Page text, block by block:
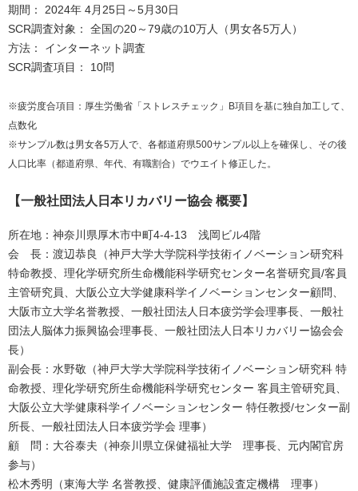
期間： 2024年 4月25日～5月30日
SCR調査対象： 全国の20～79歳の10万人（男女各5万人）
方法： インターネット調査
SCR調査項目： 10問
※疲労度合項目：厚生労働省「ストレスチェック」B項目を基に独自加工して、
点数化
※サンプル数は男女各5万人で、各都道府県500サンプル以上を確保し、その後
人口比率（都道府県、年代、有職割合）でウエイト修正した。
【一般社団法人日本リカバリー協会 概要】
所在地：神奈川県厚木市中町4-4-13 浅岡ビル4階
会 長：渡辺恭良（神戸大学大学院科学技術イノベーション研究科
特命教授、理化学研究所生命機能科学研究センター名誉研究員/客員
主管研究員、大阪公立大学健康科学イノベーションセンター顧問、
大阪市立大学名誉教授、一般社団法人日本疲労学会理事⾧、一般社
団法人脳体力振興協会理事⾧、一般社団法人日本リカバリー協会会
⾧）
副会長：水野敬（神戸大学大学院科学技術イノベーション研究科 特
命教授、理化学研究所生命機能科学研究センター 客員主管研究員、
大阪公立大学健康科学イノベーションセンター 特任教授/センター副
所長、一般社団法人日本疲労学会 理事）
顧 問：大谷泰夫（神奈川県立保健福祉大学 理事長、元内閣官房
参与）
松木秀明（東海大学 名誉教授、健康評価施設査定機構 理事）